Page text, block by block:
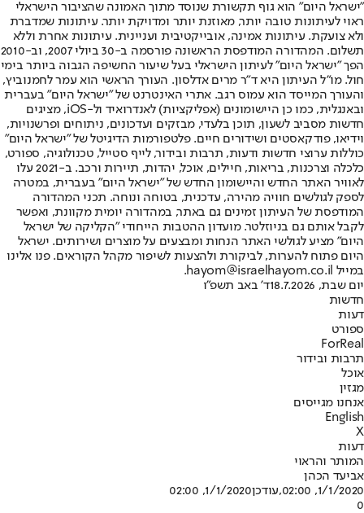
"ישראל היום" הוא גוף תקשורת שנוסד מתוך האמונה שהציבור הישראלי
ראוי לעיתונות טובה יותר, מאוזנת יותר ומדויקת יותר. עיתונות שמדברת
ולא צועקת. עיתונות אמינה, אובייקטיבית ועניינית. עיתונות אחרת וללא
תשלום. המהדורה המודפסת הראשונה פורסמה ב-30 ביולי 2007, וב-2010
הפך "ישראל היום" לעיתון הישראלי בעל שיעור החשיפה הגבוה ביותר בימי
חול. מו"ל העיתון היא ד"ר מרים אדלסון. העורך הראשי הוא עמר לחמנוביץ,
והעורך המייסד הוא עמוס רגב. אתרי האינטרנט של "ישראל היום" בעברית
ובאנגלית, כמו כן היישומונים (אפליקציות) לאנדרואיד ול-iOS, מציגים
חדשות מסביב לשעון, תוכן בלעדי, מבזקים ועדכונים, ניתוחים ופרשנויות,
וידיאו, פודקאסטים ושידורים חיים. פלטפורמות הדיגיטל של "ישראל היום"
כוללות ערוצי חדשות ודעות, תרבות ובידור, לייף סטייל, טכנולוגיה, ספורט,
כלכלה וצרכנות, בריאות, חיילים, אוכל, יהדות, תיירות ורכב. ב-2021 עלו
לאוויר האתר החדש והיישומון החדש של "ישראל היום" בעברית, במטרה
לספק לגולשים חוויה מהירה, עדכנית, בטוחה ונוחה. תכני המהדורה
המודפסת של העיתון זמינים גם באתר, במהדורה יומית מקוונת, ואפשר
לקבל אותם גם בניוזלטר. מועדון ההטבות הייחודי "הקליקה של ישראל
היום" מציע לגולשי האתר הנחות ומבצעים על מוצרים ושירותים. ישראל
היום פתוח להערות, לביקורת ולהצעות לשיפור מקהל הקוראים. פנו אלינו
במייל hayom@israelhayom.co.il.
יום שבת, 18.7.2026
ד' באב תשפ"ו
חדשות
דעות
ספורט
ForReal
תרבות ובידור
אוכל
מגזין
אנחנו מגייסים
English
X
דעות
המותר והראוי
אביעד הכהן
1/1/2020, 02:00
,עודכן1/1/2020, 02:00
0